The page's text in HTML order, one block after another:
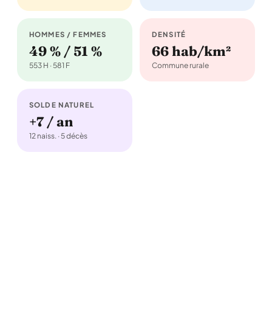
HOMMES / FEMMES
49 % / 51 %
553 H · 581 F
DENSITÉ
66 hab/km²
Commune rurale
SOLDE NATUREL
+7 / an
12 naiss. · 5 décès